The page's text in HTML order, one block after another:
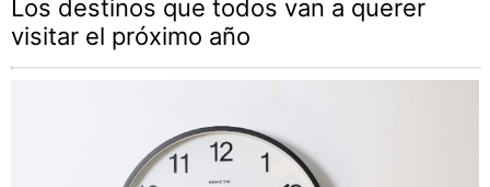
Los destinos que todos van a querer
visitar el próximo año